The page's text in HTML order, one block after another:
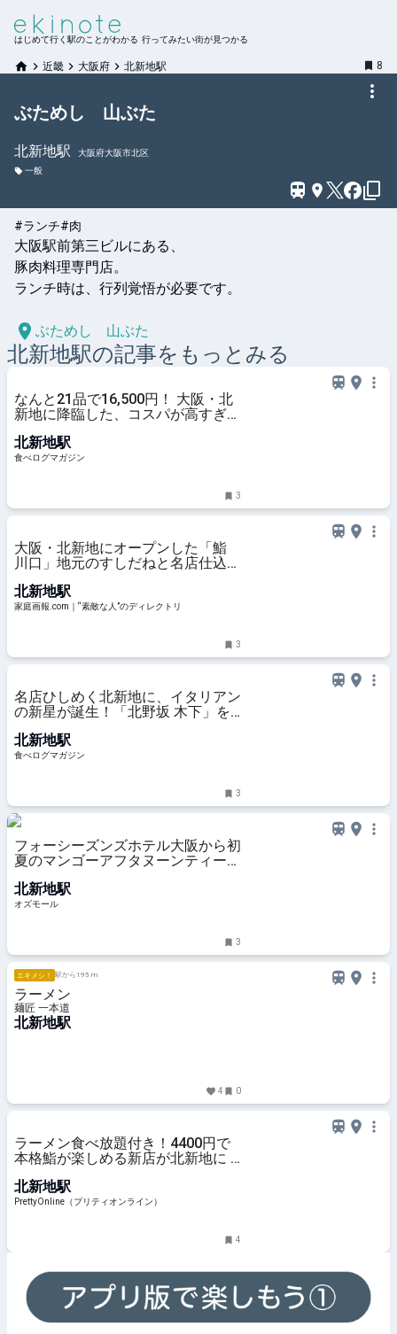
はじめて行く駅のことがわかる 行ってみたい街が見つかる
近畿 大阪府 北新地駅 8
ぶためし 山ぶた
北新地駅
大阪府大阪市北区
一般
#ランチ#肉
大阪駅前第三ビルにある、
豚肉料理専門店。
ランチ時は、行列覚悟が必要です。
ぶためし 山ぶた
北新地駅の記事をもっとみる
なんと21品で16,500円！ 大阪・北
新地に降臨した、コスパが高すぎ
マガジン
北新地駅
食べログマガジン
3
大阪・北新地にオープンした「鮨
川口」地元のすしだねと名店仕込み
報.com｜“素敵な人”のディレクト
リ
北新地駅
家庭画報.com｜“素敵な人”のディレクトリ
3
名店ひしめく北新地に、イタリアン
の新星が誕生！「北野坂 木下」を
もグルマンの心をつかむ | 食べログ
マガジン
北新地駅
食べログマガジン
3
フォーシーズンズホテル大阪から初
夏のマンゴーアフタヌーンティーが
OZmall
北新地駅
オズモール
3
エキメシ！ 駅から195 m
ラーメン
麺匠 一本道
北新地駅
4 0
ラーメン食べ放題付き！4400円で
本格鮨が楽しめる新店が北新地に |
北新地駅
PrettyOnline（プリティオンライン）
4